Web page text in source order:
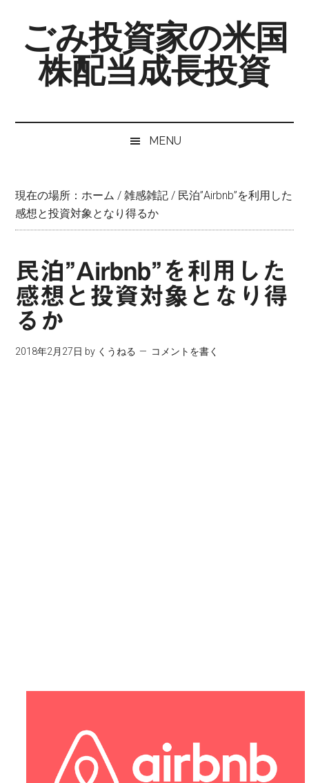
secondary
primaryごみ投資家の米国
株配当成長投資
MENU
現在の場所：ホーム / 雑感雑記 / 民泊”Airbnb”を利用した
感想と投資対象となり得るか
民泊”Airbnb”を利用した
感想と投資対象となり得
るか
2018年2月27日 by くうねる コメントを書く